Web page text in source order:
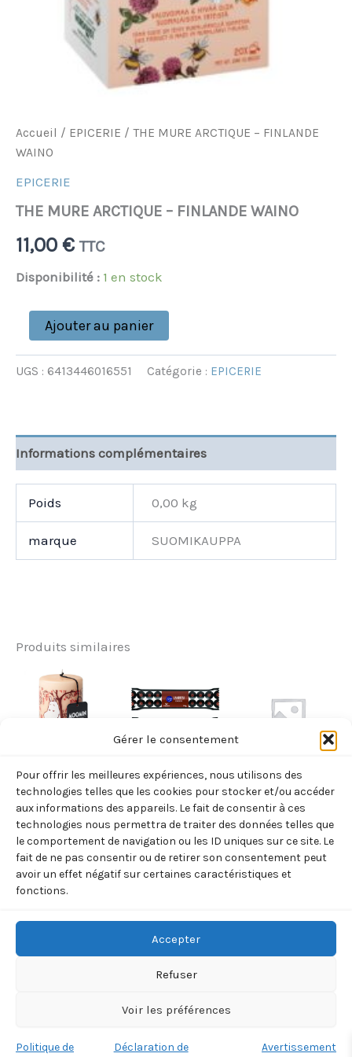
Gérer le consentement
Pour offrir les meilleures expériences, nous utilisons des
technologies telles que les cookies pour stocker et/ou accéder
aux informations des appareils. Le fait de consentir à ces
technologies nous permettra de traiter des données telles que
le comportement de navigation ou les ID uniques sur ce site. Le
fait de ne pas consentir ou de retirer son consentement peut
avoir un effet négatif sur certaines caractéristiques et
fonctions.
Accepter
Refuser
Voir les préférences
Politique de Déclaration de Avertissement
Accueil / EPICERIE / THE MURE ARCTIQUE – FINLANDE
WAINO
EPICERIE
THE MURE ARCTIQUE – FINLANDE WAINO
11,00 € TTC
Disponibilité : 1 en stock
Ajouter au panier
UGS : 6413446016551 Catégorie : EPICERIE
Informations complémentaires
Poids 0,00 kg
marque SUOMIKAUPPA
Produits similaires
EPICERIE
BOUGIE
MOOMIN ROSE
18,00 €
Ajouter
panier
EPICERIE
BATONNETS
REGLISSE
FINLANDE
0,70€ TTC
au
panier
EPICERIE
SEL ISLANDE
9,00€ TTC
Ajouter
au